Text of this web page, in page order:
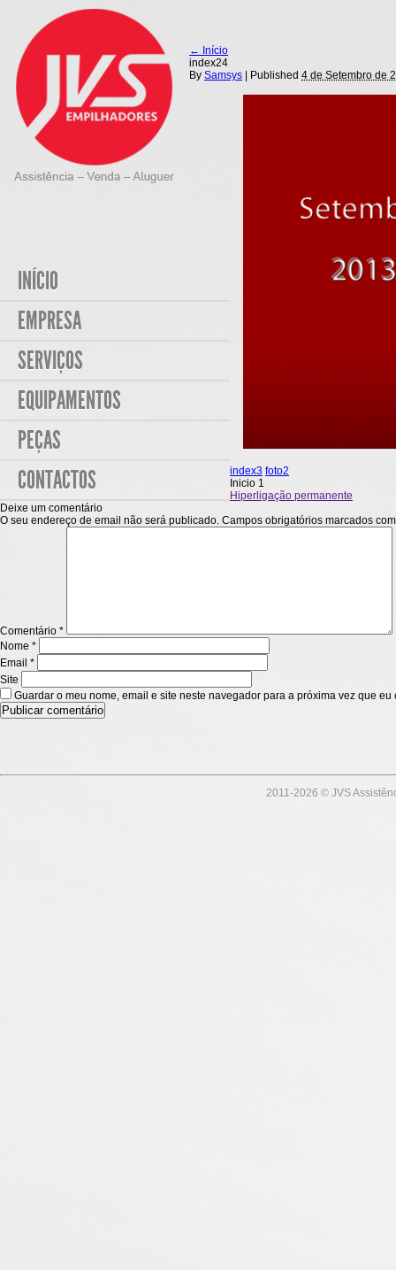
INÍCIO
EMPRESA
SERVIÇOS
EQUIPAMENTOS
PEÇAS
CONTACTOS
← Início
index24
By Samsys Published 4 de Setembro de
index3 foto2
Inicio 1
Hiperligação permanente
Deixe um comentário
O seu endereço de email não será publicado. Campos obrigatórios marcados
Comentário *
Nome *
Email *
Site
Guardar o meu nome, email e site neste navegador para a próxima vez que eu
2011-2026 © JVS